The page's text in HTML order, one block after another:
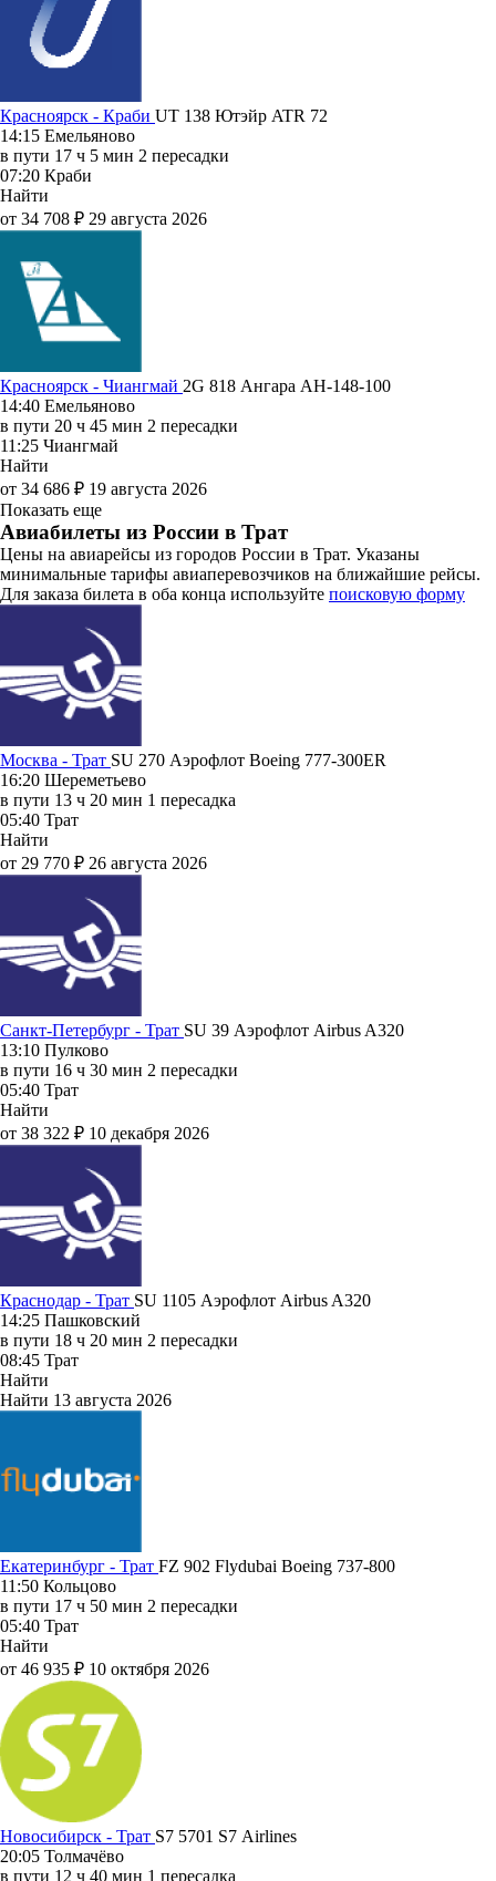
Красноярск - Краби UT 138 Ютэйр ATR 72
14:15 Емельяново
в пути 17 ч 5 мин 2 пересадки
07:20 Краби
Найти
от 34 708 ₽ 29 августа 2026
Красноярск - Чиангмай 2G 818 Ангара АН-148-100
14:40 Емельяново
в пути 20 ч 45 мин 2 пересадки
11:25 Чиангмай
Найти
от 34 686 ₽ 19 августа 2026
Показать еще
Авиабилеты из России в Трат
Цены на авиарейсы из городов России в Трат. Указаны
минимальные тарифы авиаперевозчиков на ближайшие рейсы.
Для заказа билета в оба конца используйте поисковую форму
Москва - Трат SU 270 Аэрофлот Boeing 777-300ER
16:20 Шереметьево
в пути 13 ч 20 мин 1 пересадка
05:40 Трат
Найти
от 29 770 ₽ 26 августа 2026
Санкт-Петербург - Трат SU 39 Аэрофлот Airbus A320
13:10 Пулково
в пути 16 ч 30 мин 2 пересадки
05:40 Трат
Найти
от 38 322 ₽ 10 декабря 2026
Краснодар - Трат SU 1105 Аэрофлот Airbus A320
14:25 Пашковский
в пути 18 ч 20 мин 2 пересадки
08:45 Трат
Найти
Найти 13 августа 2026
Екатеринбург - Трат FZ 902 Flydubai Boeing 737-800
11:50 Кольцово
в пути 17 ч 50 мин 2 пересадки
05:40 Трат
Найти
от 46 935 ₽ 10 октября 2026
Новосибирск - Трат S7 5701 S7 Airlines
20:05 Толмачёво
в пути 12 ч 40 мин 1 пересадка